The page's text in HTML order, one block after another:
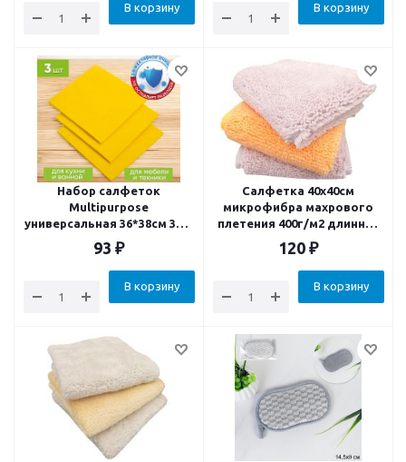
В корзину В корзину
Набор салфеток
Multipurpose
универсальная 36*38см 3шт
(24)
93 ₽
В корзину
Салфетка 40х40см
микрофибра махрового
плетения 400г/м2 длинно-
короткий ворс
120 ₽
В корзину